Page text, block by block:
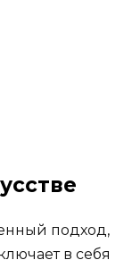
подход,
в себя